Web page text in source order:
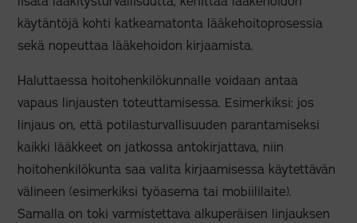
käytäntöjä kohti katkeamatonta lääkehoitoprosessia
sekä nopeuttaa lääkehoidon kirjaamista.
Haluttaessa hoitohenkilökunnalle voidaan antaa
vapaus linjausten toteuttamisessa. Esimerkiksi: jos
linjaus on, että potilasturvallisuuden parantamiseksi
kaikki lääkkeet on jatkossa antokirjattava, niin
hoitohenkilökunta saa valita kirjaamisessa käytettävän
välineen (esimerkiksi työasema tai mobiililaite).
Samalla on toki varmistettava alkuperäisen linjauksen